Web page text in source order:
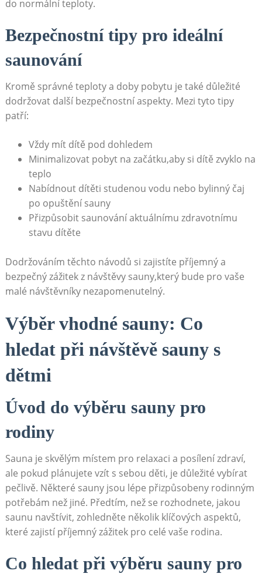
do normální ⁣teploty.
Bezpečnostní tipy pro ideální
saunování
Kromě správné teploty a ‌doby pobytu je také důležité
dodržovat další bezpečnostní ⁢aspekty.​ Mezi tyto tipy
patří:
Vždy mít dítě pod dohledem
Minimalizovat ​pobyt na začátku,aby si dítě ‌zvyklo na
teplo
Nabídnout dítěti studenou vodu​ nebo bylinný čaj
po opuštění sauny
Přizpůsobit saunování aktuálnímu zdravotnímu
stavu dítěte
Dodržováním těchto‍ návodů si zajistíte příjemný a‍
bezpečný⁤ zážitek z návštěvy sauny,který⁤ bude pro⁢ vaše
malé návštěvníky nezapomenutelný.
Výběr vhodné sauny: Co
hledat při návštěvě sauny s
dětmi
Úvod do výběru sauny pro
rodiny
Sauna ⁣je skvělým místem pro relaxaci a posílení zdraví,
ale pokud plánujete⁤ vzít s ⁢sebou děti, je důležité vybírat
pečlivě. Některé sauny jsou lépe přizpůsobeny rodinným
potřebám než ​jiné. Předtím, než se rozhodnete, jakou
saunu navštívit, zohledněte několik‍ klíčových aspektů,‌
které zajistí příjemný zážitek pro celé vaše rodina.
Co hledat při‍ výběru sauny‌ pro